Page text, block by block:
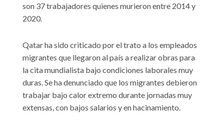
son 37 trabajadores quienes murieron entre 2014 y
2020.
Qatar ha sido criticado por el trato a los empleados
migrantes que llegaron al país a realizar obras para
la cita mundialista bajo condiciones laborales muy
duras. Se ha denunciado que los migrantes debieron
trabajar bajo calor extremo durante jornadas muy
extensas, con bajos salarios y en hacinamiento.